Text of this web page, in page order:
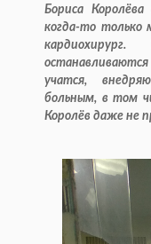
Бориса
когда-то только
учатся,
больным, в том
Королёв даже не